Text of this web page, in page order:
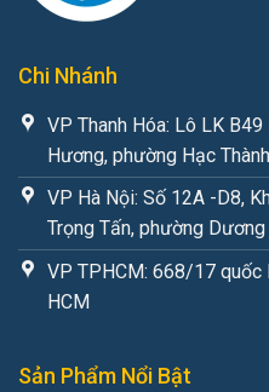
Chi Nhánh
VP Thanh Hóa: Lô LK
Hương, phường Hạc
VP Hà Nội: Số 12A -D8,
Trọng Tấn, phường
VP TPHCM: 668/17 quốc
HCM
Sản Phẩm Nổi Bật